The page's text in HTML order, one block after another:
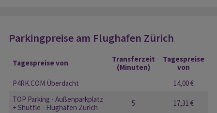
Parkingpreise am Flughafen Zürich
Tagespreise von
Transferzeit
(Minuten)
Tagespreise
von
P4RK.COM Überdacht
14,00 €
TOP Parking - Außenparkplatz
+ Shuttle - Flughafen Zürich
5 17,31 €